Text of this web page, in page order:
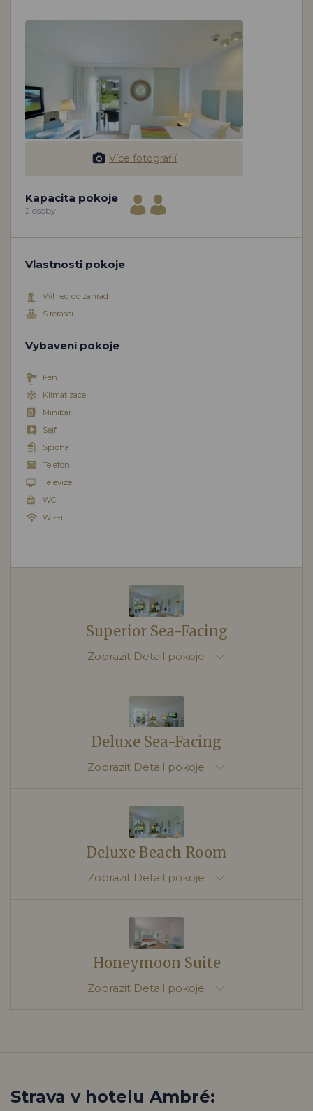
Více fotografií
Kapacita pokoje
2 osoby
Vlastnosti pokoje
Výhled do zahrad
S terasou
Vybavení pokoje
Fén
Klimatizace
Minibar
Sejf
Sprcha
Telefon
Televize
WC
Wi-Fi
Superior Sea-Facing
Zobrazit Detail pokoje
Deluxe Sea-Facing
Zobrazit Detail pokoje
Deluxe Beach Room
Zobrazit Detail pokoje
Honeymoon Suite
Zobrazit Detail pokoje
Strava v hotelu Ambré: